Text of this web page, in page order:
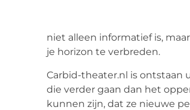
niet alleen informatief is,
je horizon te verbreden.
Carbid-theater.nl is ontstaan
die verder gaan dan het
kunnen zijn, dat ze nieuwe